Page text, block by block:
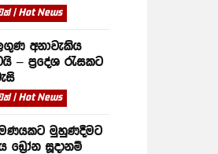
| Hot News
අනාවැකිය
– ප්‍රදේශ රැසකට
| Hot News
මුහුණදීමට
ඩ්‍රෝන සූදානම්